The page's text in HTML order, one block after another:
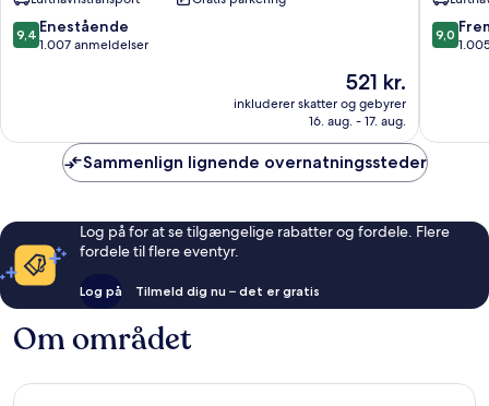
9.4
ud
anmeldelser
9,4 Enestående
1.007 anmeldelser
Prisen
er
521 kr.
521 kr.
inkluderer skatter og gebyrer
16. aug. - 17. aug.
Dubai
Dubai
9.0
ud
9,0
Sammenlign lignende overnatningssteder
Log på for at se tilgængelige rabatter og fordele. Flere
fordele til flere eventyr.
Log på Tilmeld dig nu – det er gratis
Om området